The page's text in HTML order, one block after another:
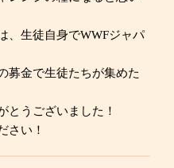
、生徒自身でWWFジャパ
募金で生徒たちが集めた
とうございました！
さい！